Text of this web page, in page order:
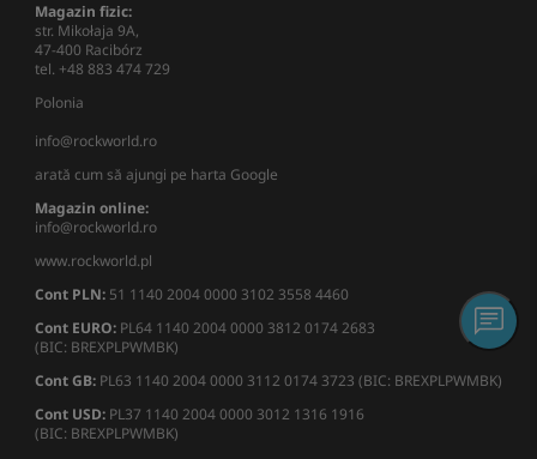
Magazin fizic:
str. Mikołaja 9A,
47-400 Racibórz
tel. +48 883 474 729
Polonia
info@rockworld.ro
arată cum să ajungi pe harta Google
Magazin online:
info@rockworld.ro
www.rockworld.pl
Cont PLN: 51 1140 2004 0000 3102 3558 4460
Cont EURO: PL64 1140 2004 0000 3812 0174 2683
(BIC: BREXPLPWMBK)
Cont GB: PL63 1140 2004 0000 3112 0174 3723 (BIC: BREXPLPWMBK)
Cont USD: PL37 1140 2004 0000 3012 1316 1916
(BIC: BREXPLPWMBK)